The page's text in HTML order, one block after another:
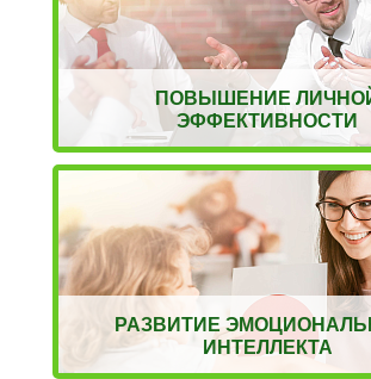
ПОВЫШЕНИЕ
ЭФФЕКТИВНОСТИ
РАЗВИТИЕ
ИНТЕЛЛЕКТА